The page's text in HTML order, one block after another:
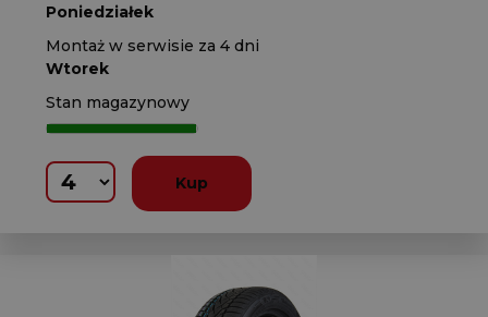
Poniedziałek
Montaż w serwisie za 4 dni
Wtorek
Stan magazynowy
Kup